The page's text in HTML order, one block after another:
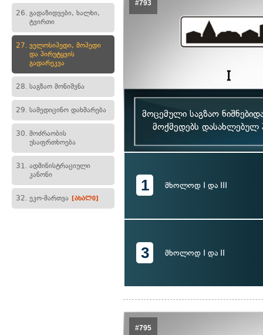
26. გადაზიდვები, ხალხი,
ტვირთი
27. ველოსიპედი, მოპედი
და პირუტყვის
გადარეკვა
28. საგზაო მონიშვნა
29. სამედიცინო დახმარება
30. მოძრაობის
უსაფრთხოება
31. ადმინისტრაციული
კანონი
32. ეკო-მართვა [ახალი]
#793
მოცემული საგზაო
მოქმედებს დასახლებულ
1 მხოლოდ I და III
3 მხოლოდ I და II
#795